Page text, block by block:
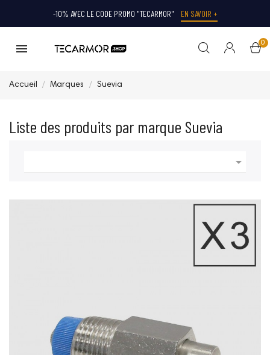
-10% AVEC LE CODE PROMO "TECARMOR" EN SAVOIR +
0
Accueil Marques Suevia
Liste des produits par marque Suevia
